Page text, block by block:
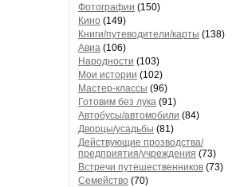
Фотографии (150)
Кино (149)
Книги/путеводители/карты (138)
Авиа (106)
Народности (103)
Мои истории (102)
Мастер-классы (96)
Готовим без лука (91)
Автобусы/автомобили (84)
Дворцы/усадьбы (81)
Действующие прозводства/
предприятия/учреждения (73)
Встречи путешественников (73)
Семейство (70)